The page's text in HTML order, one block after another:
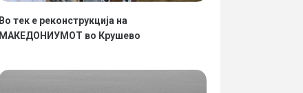
Во тек е реконструкција на
МАКЕДОНИУМОТ во Крушево